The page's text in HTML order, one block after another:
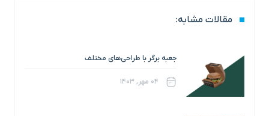
مقالات مشابه:
جعبه برگر با طراحی‌های مختلف
۰۴ مهر, ۱۴۰۳